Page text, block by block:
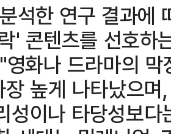
석한 연구 결과에
' 콘텐츠를 선호하
화나 드라마의
높게 나타났으
성이나 타당성보